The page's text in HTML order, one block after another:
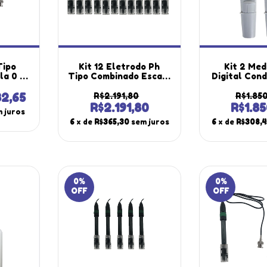
0 A
70
juros
Kit 12 Eletrodo Ph
Tipo Combinado Escala
Policarbonato Vidro
Bnc Epc-70 Portátil
Instrutherm
R$2.191,80
R$2.191,80
6 x de R$365,30 sem juros
Kit 2
Digital
200
6 x de
0%
OFF
0%
OFF